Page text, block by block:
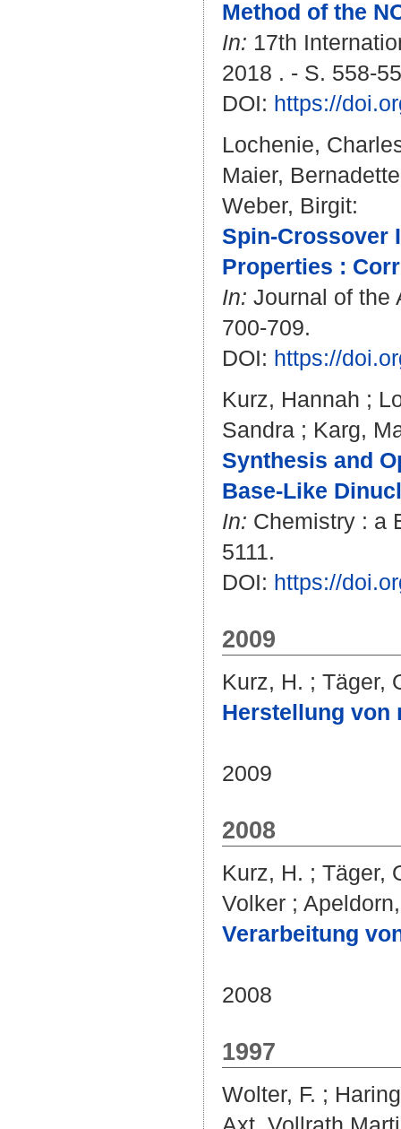
Method of the
In: 17th
2018 . - S. 558-
DOI: https://
Lochenie,
Maier, Bernadette
Weber, Birgit:
Spin-Crossover
Properties :
In: Journal of the
700-709.
DOI: https://
Kurz, Hannah ;
Sandra ; Karg,
Synthesis and
Base‐Like
In: Chemistry : a
5111.
DOI: https://
2009
Kurz, H. ; Täger,
Herstellung von
2009
2008
Kurz, H. ; Täger,
Volker ;
Verarbeitung
2008
1997
Wolter, F. ;